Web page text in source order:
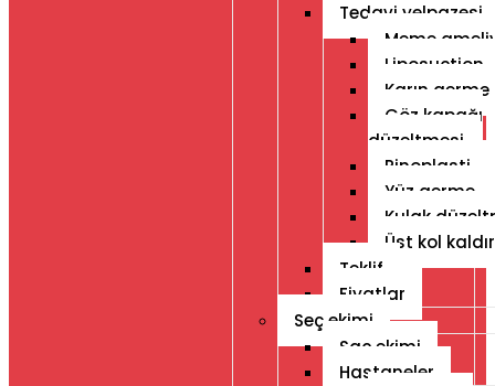
Tedavi yelpazesi
Meme
Liposuction
Karın germe
Göz kapağı
düzeltmesi
Rinoplasti
Yüz germe
Kulak
Üst kol
Teklif
Fiyatlar
Seç ekimi
Saç ekimi
Hastaneler